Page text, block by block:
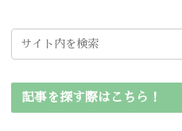
記事を探す際はこちら！